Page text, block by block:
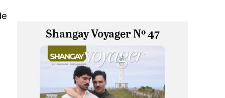
Shangay Voyager Nº 47